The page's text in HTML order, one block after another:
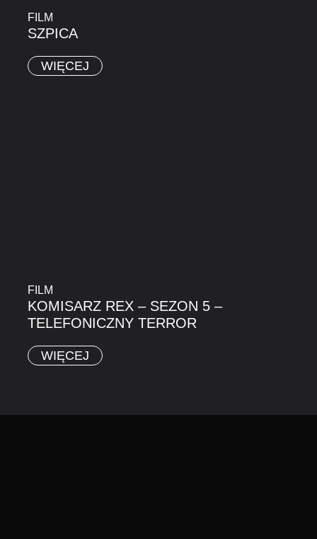
FILM
SZPICA
WIĘCEJ
FILM
KOMISARZ REX – SEZON 5 –
TELEFONICZNY TERROR
WIĘCEJ